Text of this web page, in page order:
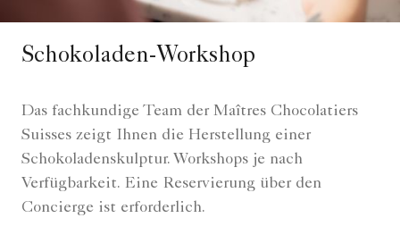
Schokoladen-Workshop
Das fachkundige Team der Maîtres Chocolatiers
Suisses zeigt Ihnen die Herstellung einer
Schokoladenskulptur. Workshops je nach
Verfügbarkeit. Eine Reservierung über den
Concierge ist erforderlich.